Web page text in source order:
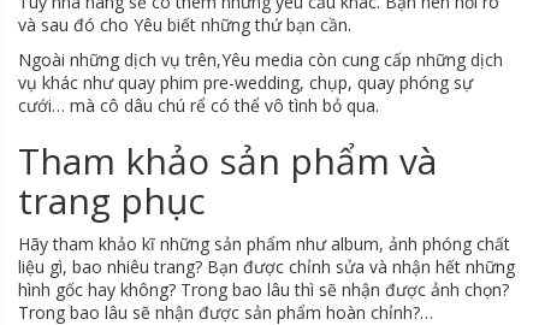
và sau đó cho Yêu biết những thứ bạn cần.
Ngoài những dịch vụ trên,Yêu media còn cung cấp những dịch
vụ khác như quay phim pre-wedding, chụp, quay phóng sự
cưới… mà cô dâu chú rể có thể vô tình bỏ qua.
Tham khảo sản phẩm và
trang phục
Hãy tham khảo kĩ những sản phẩm như album, ảnh phóng chất
liệu gì, bao nhiêu trang? Bạn được chỉnh sửa và nhận hết những
hình gốc hay không? Trong bao lâu thì sẽ nhận được ảnh chọn?
Trong bao lâu sẽ nhận được sản phẩm hoàn chỉnh?…